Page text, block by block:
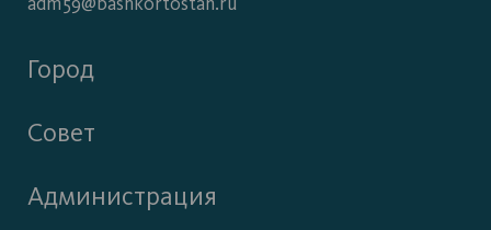
Город
Совет
Администрация